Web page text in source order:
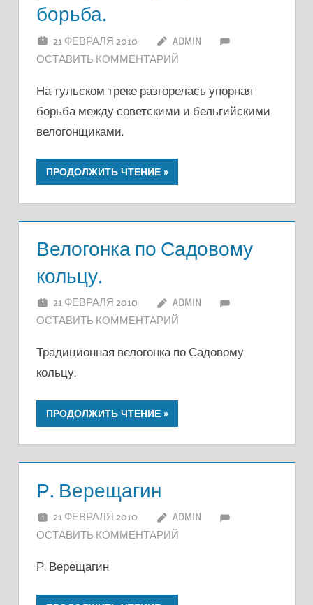
борьба.
21 ФЕВРАЛЯ 2010
ADMIN
ОСТАВИТЬ КОММЕНТАРИЙ
На тульском треке разгорелась упорная
борьба между советскими и бельгийскими
велогонщиками.
ПРОДОЛЖИТЬ ЧТЕНИЕ
Велогонка по Садовому
кольцу.
21 ФЕВРАЛЯ 2010
ADMIN
ОСТАВИТЬ КОММЕНТАРИЙ
Традиционная велогонка по Садовому
кольцу.
ПРОДОЛЖИТЬ ЧТЕНИЕ
Р. Верещагин
21 ФЕВРАЛЯ 2010
ADMIN
ОСТАВИТЬ КОММЕНТАРИЙ
Р. Верещагин